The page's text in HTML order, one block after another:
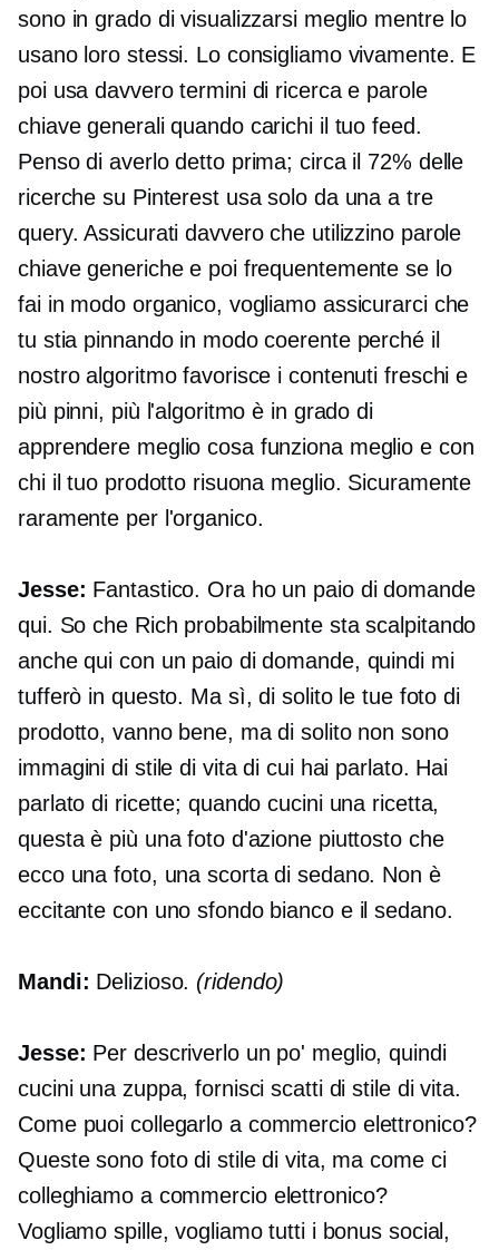
sono in grado di visualizzarsi meglio mentre lo
usano loro stessi. Lo consigliamo vivamente. E
poi usa davvero termini di ricerca e parole
chiave generali quando carichi il tuo feed.
Penso di averlo detto prima; circa il 72% delle
ricerche su Pinterest usa solo da una a tre
query. Assicurati davvero che utilizzino parole
chiave generiche e poi frequentemente se lo
fai in modo organico, vogliamo assicurarci che
tu stia pinnando in modo coerente perché il
nostro algoritmo favorisce i contenuti freschi e
più pinni, più l'algoritmo è in grado di
apprendere meglio cosa funziona meglio e con
chi il tuo prodotto risuona meglio. Sicuramente
raramente per l'organico.
Jesse: Fantastico. Ora ho un paio di domande
qui. So che Rich probabilmente sta scalpitando
anche qui con un paio di domande, quindi mi
tufferò in questo. Ma sì, di solito le tue foto di
prodotto, vanno bene, ma di solito non sono
immagini di stile di vita di cui hai parlato. Hai
parlato di ricette; quando cucini una ricetta,
questa è più una foto d'azione piuttosto che
ecco una foto, una scorta di sedano. Non è
eccitante con uno sfondo bianco e il sedano.
Mandi: Delizioso. (ridendo)
Jesse: Per descriverlo un po' meglio, quindi
cucini una zuppa, fornisci scatti di stile di vita.
Come puoi collegarlo a commercio elettronico?
Queste sono foto di stile di vita, ma come ci
colleghiamo a commercio elettronico?
Vogliamo spille, vogliamo tutti i bonus social,